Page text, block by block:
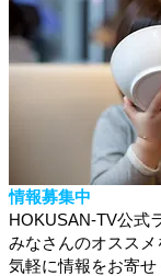
情報募集中
HOKUSAN-TV公式
みなさんのオススメ
気軽に情報をお寄せ